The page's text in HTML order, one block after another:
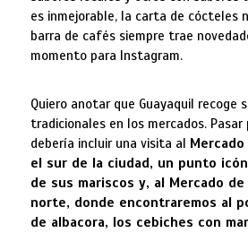
es inmejorable, la carta de cócteles
barra de cafés siempre trae
momento para Instagram.
Quiero anotar que Guayaquil recoge
tradicionales en los mercados.
debería incluir una visita al
el sur de la ciudad, un punto
de sus mariscos y, al Mercado
norte, donde encontraremos al
de albacora, los cebiches con